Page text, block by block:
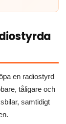
en radiostyrd
tåligare och
samtidigt